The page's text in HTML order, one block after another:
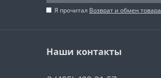
Я прочитал Возврат и обмен товара
Наши контакты